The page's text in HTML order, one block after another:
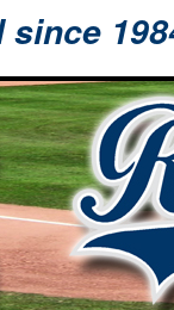
since